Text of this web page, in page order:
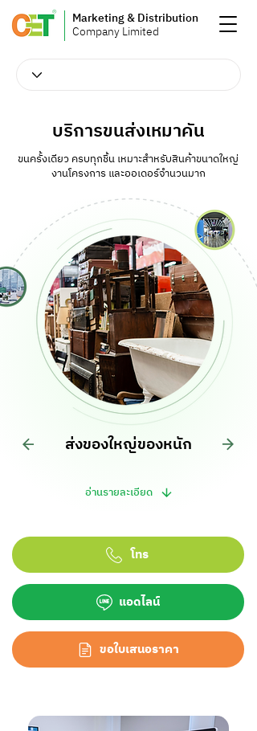
Marketing & Distribution
Company Limited
บริการขนส่งเหมาคัน
ขนครั้งเดียว ครบทุกชิ้น เหมาะสำหรับสินค้าขนาดใหญ่
งานโครงการ และออเดอร์จำนวนมาก
ส่งของใหญ่ของหนัก
อ่านรายละเอียด
โทร
แอดไลน์
ขอใบเสนอราคา